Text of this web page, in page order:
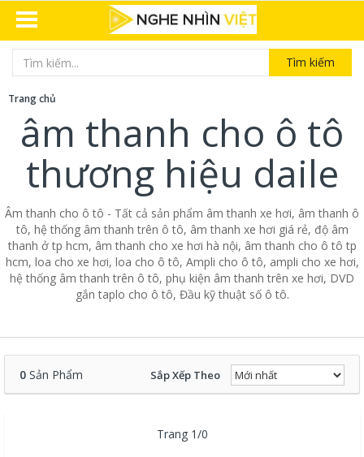
Tìm kiếm
Trang chủ
âm thanh cho ô tô
thương hiệu daile
Âm thanh cho ô tô - Tất cả sản phẩm âm thanh xe hơi, âm thanh ô
tô, hệ thống âm thanh trên ô tô, âm thanh xe hơi giá rẻ, độ âm
thanh ở tp hcm, âm thanh cho xe hơi hà nội, âm thanh cho ô tô tp
hcm, loa cho xe hơi, loa cho ô tô, Ampli cho ô tô, ampli cho xe hơi,
hệ thống âm thanh trên ô tô, phụ kiện âm thanh trên xe hơi, DVD
gắn taplo cho ô tô, Đầu kỹ thuật số ô tô.
0 Sản Phẩm Sắp Xếp Theo
Trang 1/0